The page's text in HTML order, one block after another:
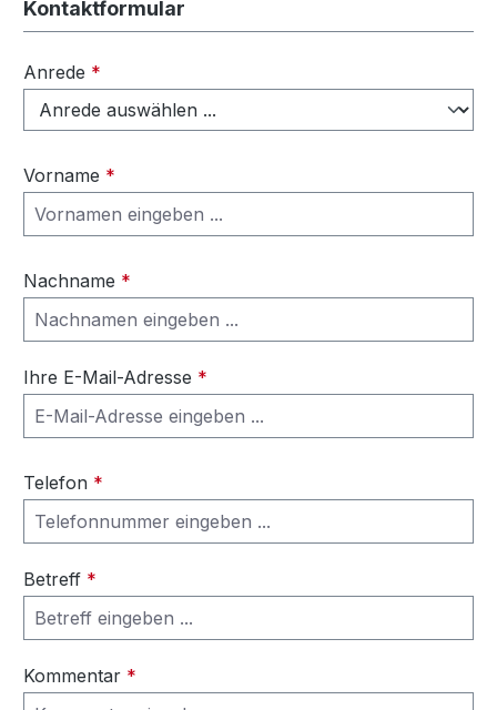
Kontaktformular
Anrede *
Vorname *
Nachname *
Ihre E-Mail-Adresse *
Telefon *
Betreff *
Kommentar *